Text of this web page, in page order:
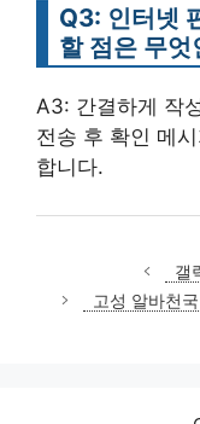
Q3: 인터넷
할 점은 무엇
A3: 간결하게 작
전송 후 확인 메
합니다.
갤
고성 알바천